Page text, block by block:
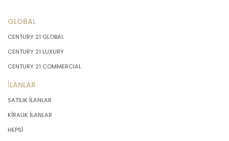
GLOBAL
CENTURY 21 GLOBAL
CENTURY 21 LUXURY
CENTURY 21 COMMERCIAL
İLANLAR
SATILIK İLANLAR
KİRALIK İLANLAR
HEPSİ